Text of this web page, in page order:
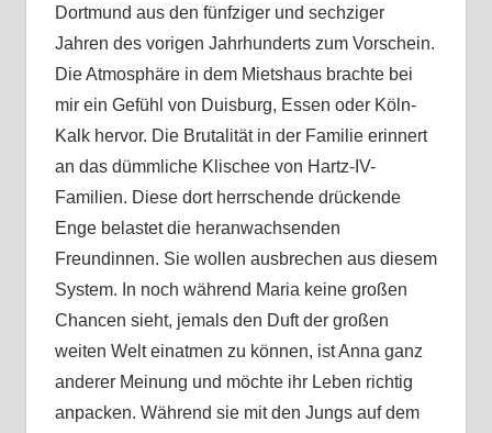
Dortmund aus den fünfziger und sechziger
Jahren des vorigen Jahrhunderts zum Vorschein.
Die Atmosphäre in dem Mietshaus brachte bei
mir ein Gefühl von Duisburg, Essen oder Köln-
Kalk hervor. Die Brutalität in der Familie erinnert
an das dümmliche Klischee von Hartz-IV-
Familien. Diese dort herrschende drückende
Enge belastet die heranwachsenden
Freundinnen. Sie wollen ausbrechen aus diesem
System. In noch während Maria keine großen
Chancen sieht, jemals den Duft der großen
weiten Welt einatmen zu können, ist Anna ganz
anderer Meinung und möchte ihr Leben richtig
anpacken. Während sie mit den Jungs auf dem